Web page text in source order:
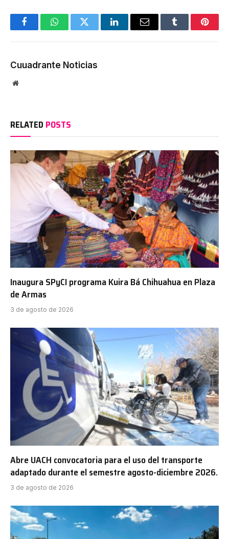
FacebookWhatsAppTwitter LinkedInEmail Tumblr
Cuuadrante Noticias
Website
RELATED POSTS
Inaugura SPyCI programa Kuira Bá Chihuahua en Plaza
de Armas
3 de agosto de 2026
Abre UACH convocatoria para el uso del transporte
adaptado durante el semestre agosto-diciembre 2026.
3 de agosto de 2026